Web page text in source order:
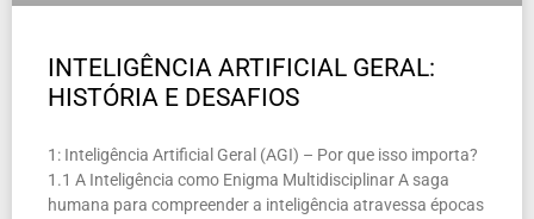
INTELIGÊNCIA ARTIFICIAL GERAL:
HISTÓRIA E DESAFIOS
1: Inteligência Artificial Geral (AGI) – Por que isso importa?
1.1 A Inteligência como Enigma Multidisciplinar A saga
humana para compreender a inteligência atravessa épocas